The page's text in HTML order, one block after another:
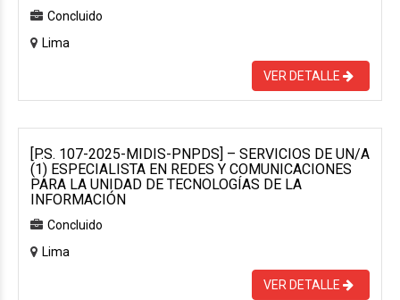
Concluido
Lima
VER DETALLE
[P.S. 107-2025-MIDIS-PNPDS] – SERVICIOS DE UN/A
(1) ESPECIALISTA EN REDES Y COMUNICACIONES
PARA LA UNIDAD DE TECNOLOGÍAS DE LA
INFORMACIÓN
Concluido
Lima
VER DETALLE